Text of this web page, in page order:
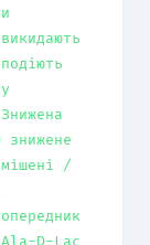
знижене
/
D-Lac